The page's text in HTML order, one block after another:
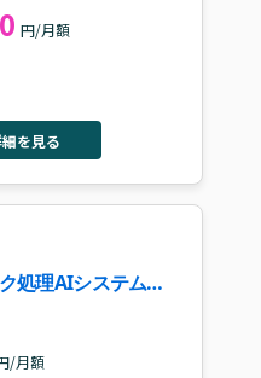
円/月額
を見る
処理AIシステムの
件・求人
/月額